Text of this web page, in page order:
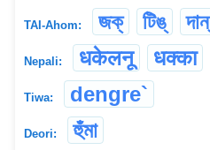
TAI-Ahom: জক্ টিঙ্ দান্
Nepali: धकेलनू धक्का
Tiwa: dengre`
Deori: হুঁমা